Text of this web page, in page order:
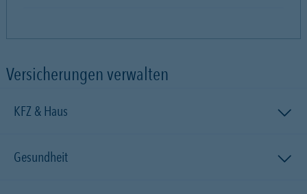
Versicherungen verwalten
KFZ & Haus
Gesundheit